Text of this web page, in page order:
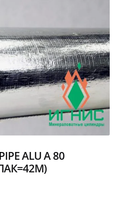
ALU A 80